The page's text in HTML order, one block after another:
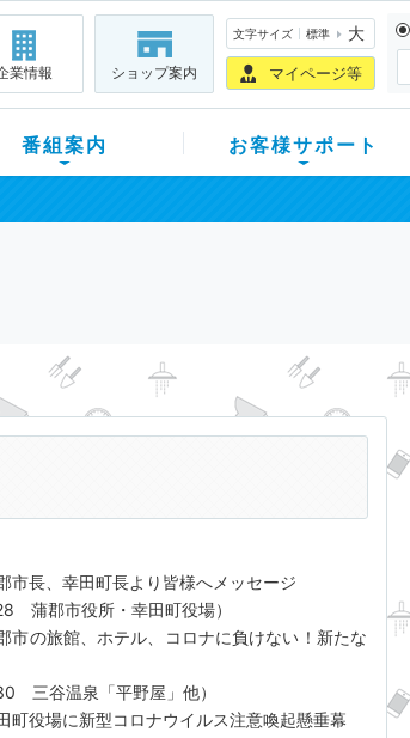
業情報 ショップ案内
文字サイズ 標準 大
マイページ等
番組案内 お客様サポート
市長、幸田町長より皆様へメッセージ
蒲郡市役所・幸田町役場）
市の旅館、ホテル、コロナに負けない！新たな
三谷温泉「平野屋」他）
町役場に新型コロナウイルス注意喚起懸垂幕